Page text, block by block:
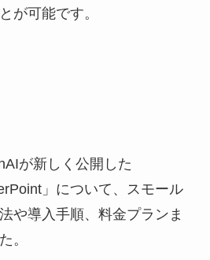
が可能です。
が新しく公開した
」について、スモール
や導入手順、料金プランま
。